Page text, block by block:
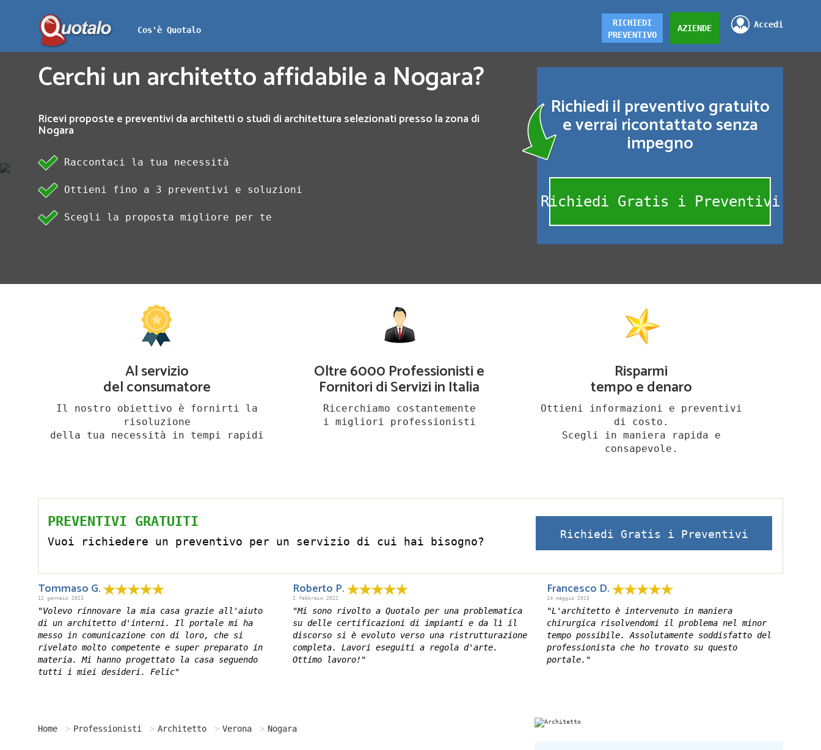
Cos'è Quotalo
Accedi
AZIENDE
RICHIEDI
PREVENTIVO
Cerchi un architetto affidabile a Nogara?
Ricevi proposte e preventivi da architetti o studi di architettura selezionati presso la zona di
Nogara
Raccontaci la tua necessità
Ottieni fino a 3 preventivi e soluzioni
Scegli la proposta migliore per te
Richiedi il preventivo gratuito
e verrai ricontattato senza
impegno
Richiedi Gratis i Preventivi
Al servizio
del consumatore
Il nostro obiettivo è fornirti la
risoluzione
della tua necessità in tempi rapidi
Oltre 6000 Professionisti e
Fornitori di Servizi in Italia
Ricerchiamo costantemente
i migliori professionisti
Risparmi
tempo e denaro
Ottieni informazioni e preventivi
di costo.
Scegli in maniera rapida e
consapevole.
PREVENTIVI GRATUITI
Vuoi richiedere un preventivo per un servizio di cui hai bisogno?
Richiedi Gratis i Preventivi
Tommaso G.
12 gennaio 2023
"Volevo rinnovare la mia casa grazie all'aiuto
di un architetto d'interni. Il portale mi ha
messo in comunicazione con di loro, che si
rivelato molto competente e super preparato in
materia. Mi hanno progettato la casa seguendo
tutti i miei desideri. Felic"
Roberto P.
2 febbraio 2022
"Mi sono rivolto a Quotalo per una problematica
su delle certificazioni di impianti e da lì il
discorso si è evoluto verso una ristrutturazione
completa. Lavori eseguiti a regola d'arte.
Ottimo lavoro!"
Francesco D.
14 maggio 2023
"L'architetto è intervenuto in maniera
chirurgica risolvendomi il problema nel minor
tempo possibile. Assolutamente soddisfatto del
professionista che ho trovato su questo
portale."
Home Professionisti Architetto Verona Nogara